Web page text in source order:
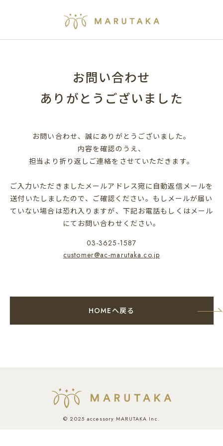
お問い合わせ
ありがとうございました
お問い合わせ、誠にありがとうございました。
内容を確認のうえ、
担当より折り返しご連絡をさせていただきます。
ご入力いただきましたメールアドレス宛に自動返信メールを
送付いたしましたので、ご確認ください。 もしメールが届い
ていない場合は恐れ入りますが、下記お電話もしくはメール
にてお問い合わせください。
03-3625-1587
customer@ac-marutaka.co.jp
HOMEへ戻る
© 2025 accessory MARUTAKA Inc.